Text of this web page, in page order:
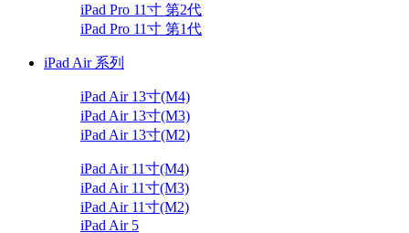
iPad Pro 11寸 第2代
iPad Pro 11寸 第1代
iPad Air 系列
iPad Air 13寸(M4)
iPad Air 13寸(M3)
iPad Air 13寸(M2)
iPad Air 11寸(M4)
iPad Air 11寸(M3)
iPad Air 11寸(M2)
iPad Air 5